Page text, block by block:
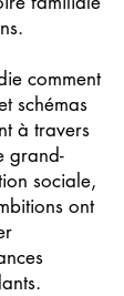
comment
schémas
à travers
grand-
sociale,
ont